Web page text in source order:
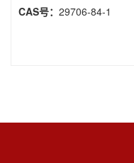
CAS号： 29706-84-1